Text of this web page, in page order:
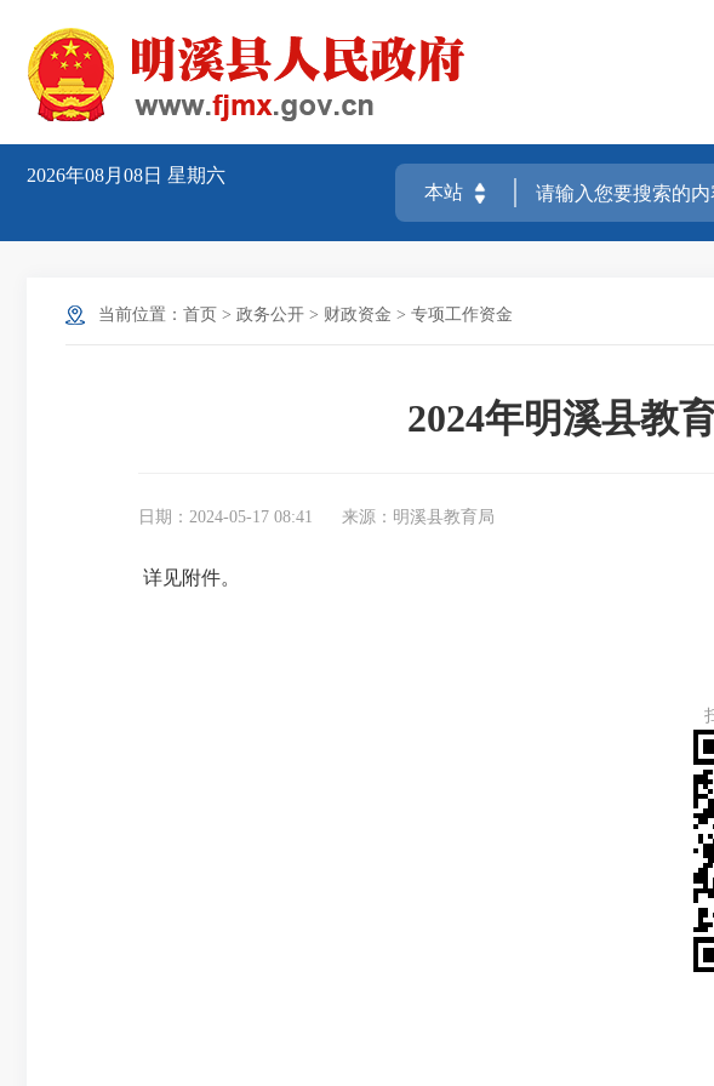
2026年08月08日 星期六
当前位置： 首页 > 政务公开 > 财政资金 > 专项工作资金
2024年明溪县教
日期：2024-05-17 08:41 来源：明溪县教育局
详见附件。